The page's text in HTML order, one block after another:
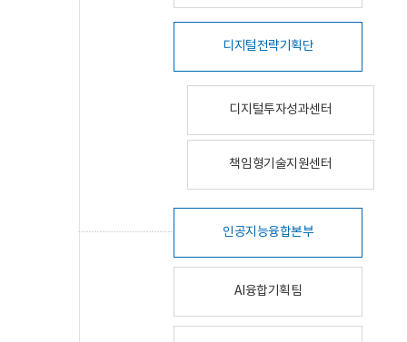
디지털전략기획단
디지털투자성과센터
책임형기술지원센터
인공지능융합본부
AI융합기획팀